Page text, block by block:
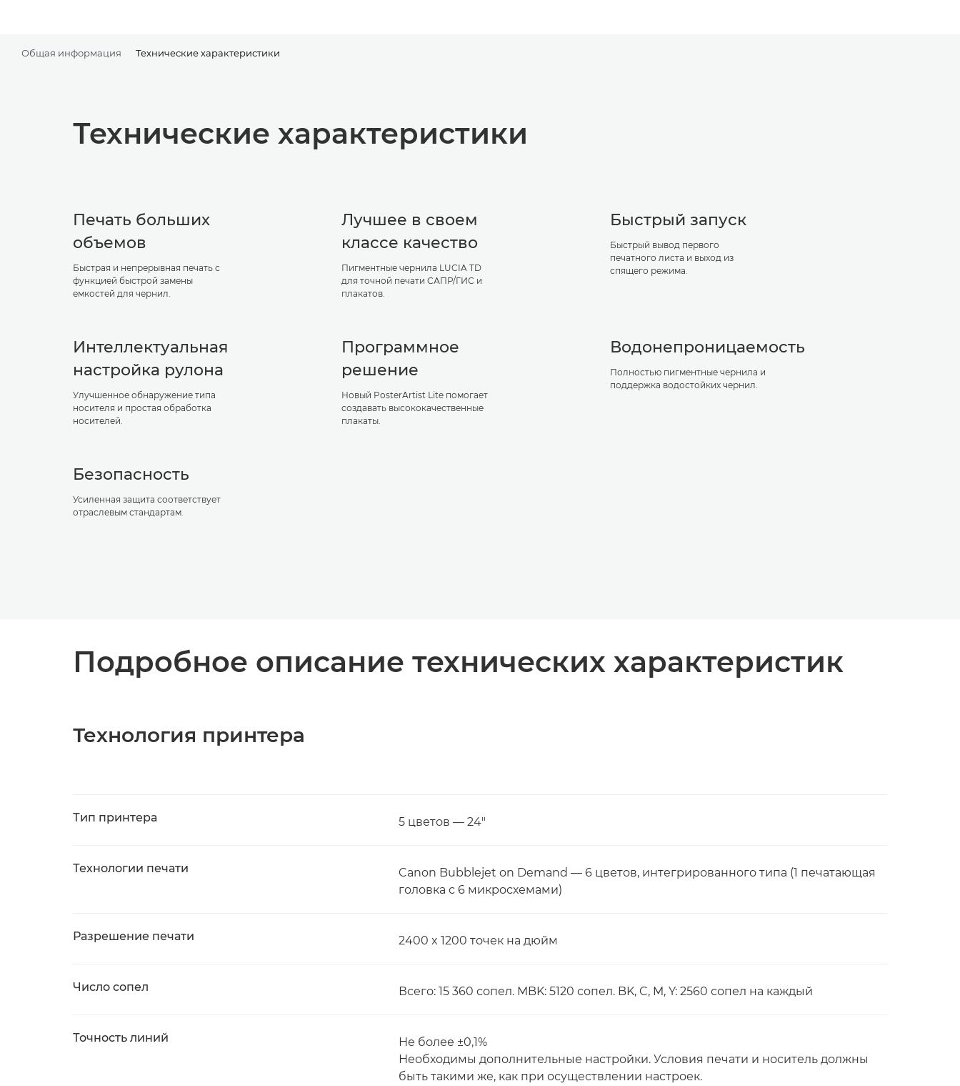
Общая информация Технические характеристики
Технические характеристики
Печать больших
объемов
Быстрая и непрерывная печать с
функцией быстрой замены
емкостей для чернил.
Лучшее в своем
классе качество
Пигментные чернила LUCIA TD
для точной печати САПР/ГИС и
плакатов.
Быстрый запуск
Быстрый вывод первого
печатного листа и выход из
спящего режима.
Интеллектуальная
настройка рулона
Улучшенное обнаружение типа
носителя и простая обработка
носителей.
Программное
решение
Новый PosterArtist Lite помогает
создавать высококачественные
плакаты.
Водонепроницаемость
Полностью пигментные чернила и
поддержка водостойких чернил.
Безопасность
Усиленная защита соответствует
отраслевым стандартам.
Подробное описание технических характеристик
Технология принтера
Тип принтера 5 цветов — 24"
Технологии печати
Canon Bubblejet on Demand — 6 цветов, интегрированного типа (1 печатающая
головка с 6 микросхемами)
Разрешение печати 2400 x 1200 точек на дюйм
Число сопел Всего: 15 360 сопел. MBK: 5120 сопел. BK, C, M, Y: 2560 сопел на каждый
Точность линий
Не более ±0,1%
Необходимы дополнительные настройки. Условия печати и носитель должны
быть такими же, как при осуществлении настроек.